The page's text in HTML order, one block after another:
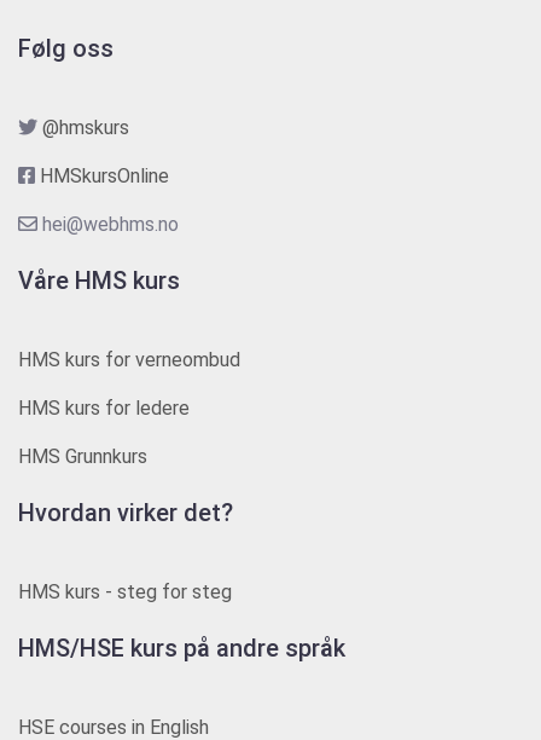
Følg oss
@hmskurs
HMSkursOnline
hei@webhms.no
Våre HMS kurs
HMS kurs for verneombud
HMS kurs for ledere
HMS Grunnkurs
Hvordan virker det?
HMS kurs - steg for steg
HMS/HSE kurs på andre språk
HSE courses in English